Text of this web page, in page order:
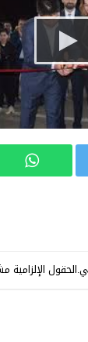
الحقول الإلزامية